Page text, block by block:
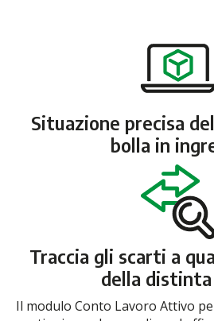
Situazione precisa
bolla in
Traccia gli scarti a
della distinta
Il modulo Conto Lavoro Attivo